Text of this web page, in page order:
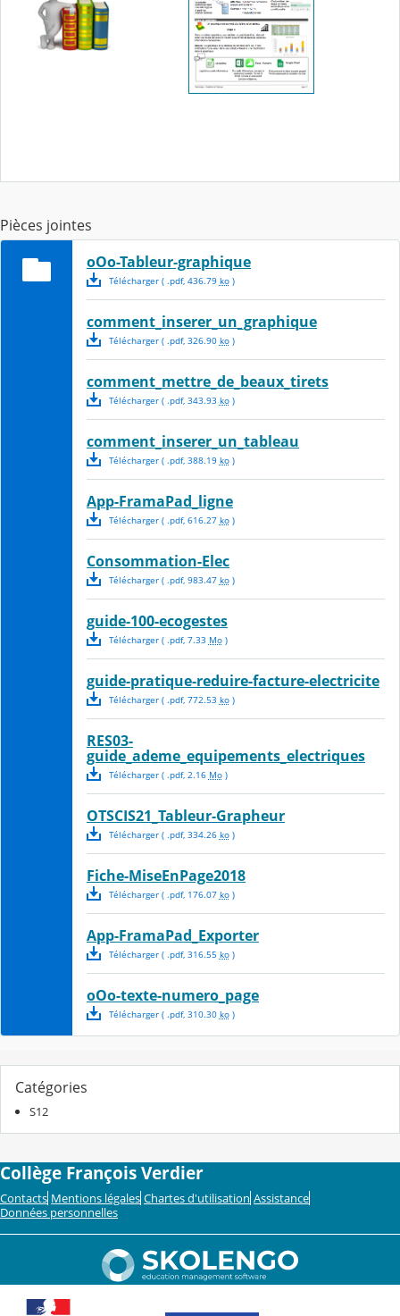
Pièces jointes
oOo-Tableur-graphique
Télécharger( .pdf, 436.79 ko)
comment_inserer_un_graphique
Télécharger( .pdf, 326.90 ko)
comment_mettre_de_beaux_tirets
Télécharger( .pdf, 343.93 ko)
comment_inserer_un_tableau
Télécharger( .pdf, 388.19 ko)
App-FramaPad_ligne
Télécharger( .pdf, 616.27 ko)
Consommation-Elec
Télécharger( .pdf, 983.47 ko)
guide-100-ecogestes
Télécharger( .pdf, 7.33 Mo)
guide-pratique-reduire-facture-electricite
Télécharger( .pdf, 772.53 ko)
RES03-
guide_ademe_equipements_electriques
Télécharger( .pdf, 2.16 Mo)
OTSCIS21_Tableur-Grapheur
Télécharger( .pdf, 334.26 ko)
Fiche-MiseEnPage2018
Télécharger( .pdf, 176.07 ko)
App-FramaPad_Exporter
Télécharger( .pdf, 316.55 ko)
oOo-texte-numero_page
Télécharger( .pdf, 310.30 ko)
Catégories
S12
Collège François Verdier
Contacts Mentions légales Chartes d'utilisation Assistance
Données personnelles